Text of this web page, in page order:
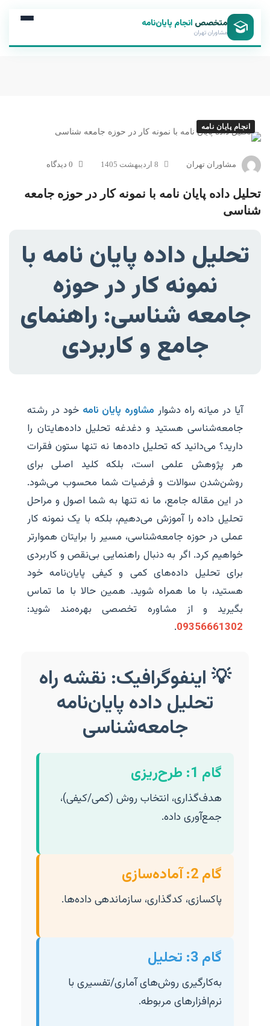
متخصص انجام پایان‌نامه
مشاوران تهران
انجام پایان نامه
مشاوران تهران 8 اردیبهشت 1405 0 دیدگاه
تحلیل داده پایان نامه با نمونه کار در حوزه جامعه
شناسی
تحلیل داده پایان نامه با
نمونه کار در حوزه
جامعه شناسی: راهنمای
جامع و کاربردی
آیا در میانه راه دشوار مشاوره پایان نامه خود در رشته
جامعه‌شناسی هستید و دغدغه تحلیل داده‌هایتان را
دارید؟ می‌دانید که تحلیل داده‌ها نه تنها ستون فقرات
هر پژوهش علمی است، بلکه کلید اصلی برای
روشن‌شدن سوالات و فرضیات شما محسوب می‌شود.
در این مقاله جامع، ما نه تنها به شما اصول و مراحل
تحلیل داده را آموزش می‌دهیم، بلکه با یک نمونه کار
عملی در حوزه جامعه‌شناسی، مسیر را برایتان هموارتر
خواهیم کرد. اگر به دنبال راهنمایی بی‌نقص و کاربردی
برای تحلیل داده‌های کمی و کیفی پایان‌نامه خود
هستید، با ما همراه شوید. همین حالا با ما تماس
بگیرید و از مشاوره تخصصی بهره‌مند شوید:
09356661302
.
💡 اینفوگرافیک: نقشه راه
تحلیل داده پایان‌نامه
جامعه‌شناسی
گام 1: طرح‌ریزی
هدف‌گذاری، انتخاب روش (کمی/کیفی)،
جمع‌آوری داده.
گام 2: آماده‌سازی
پاکسازی، کدگذاری، سازماندهی داده‌ها.
گام 3: تحلیل
به‌کارگیری روش‌های آماری/تفسیری با
نرم‌افزارهای مربوطه.